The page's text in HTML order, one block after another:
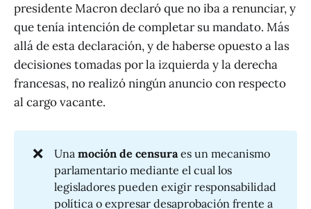
presidente Macron declaró que no iba a renunciar, y
que tenía intención de completar su mandato. Más
allá de esta declaración, y de haberse opuesto a las
decisiones tomadas por la izquierda y la derecha
francesas, no realizó ningún anuncio con respecto
al cargo vacante.
❌ Una moción de censura es un mecanismo
parlamentario mediante el cual los
legisladores pueden exigir responsabilidad
política o expresar desaprobación frente a